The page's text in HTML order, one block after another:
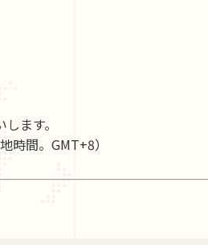
ます。
間。GMT+8）